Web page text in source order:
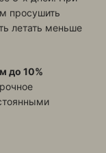
просушить
летать меньше
до 10%